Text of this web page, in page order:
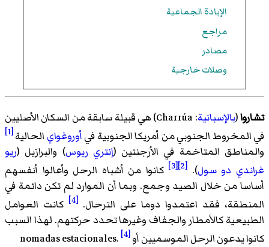
الإبادة الجماعية
مراجع
مصادر
وصلات خارجية
تشاروا(بالإسبانية:
Charrúa)‏ هي قبيلة سابقة من السكان الأصليين
في المخروط الجنوبي من أمريكا الجنوبية فيأوروغواي الحالية[1]
والمناطق المتاخمة في الأرجنتين (إنتري ريوس) والبرازيل (ريو
غراندي دو سول).
[2]
[3]
كانوا من أشباه الرحل وأعالوا أنفسهم
أساسا من خلال الصيد وجمع. وبما أن الموارد لم تكن دائمة في
المنطقة، فقد اعتمدوا دوما على الترحال. [4]
كانت العوامل
الطبيعية كالأمطار والجفاف وغيرها تحدد حركتهم. لهذا السبب
كانوا يدعون الرحل الموسميين أو nomadas estacionales.[4]